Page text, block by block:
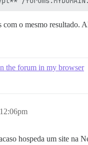
com o mesmo resultado.
the forum in my browser
hospeda um site na